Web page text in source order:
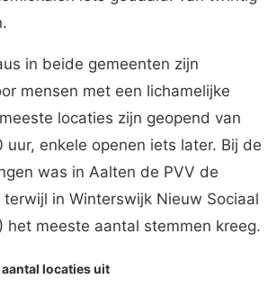
in beide gemeenten zijn
mensen met een lichamelijke
locaties zijn geopend van
uur, enkele openen iets later. Bij de
was in Aalten de PVV de
in Winterswijk Nieuw Sociaal
het meeste aantal stemmen kreeg.
locaties uit